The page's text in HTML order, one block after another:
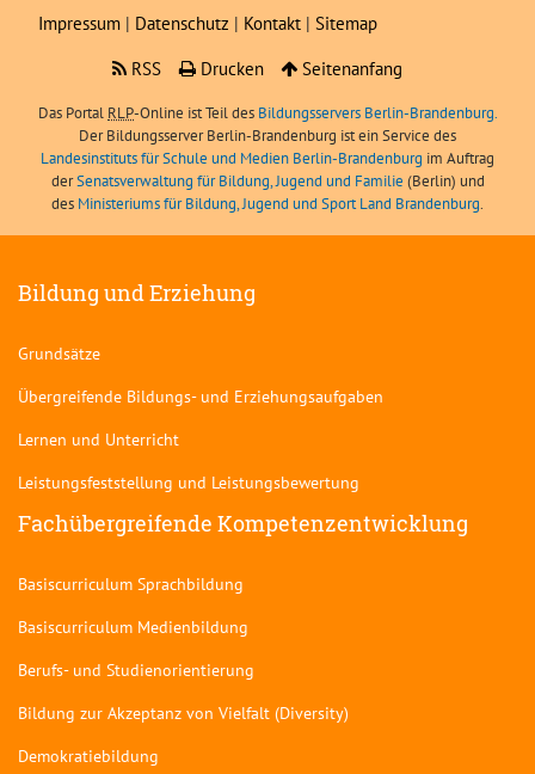
Impressum | Datenschutz | Kontakt | Sitemap
RSS
Drucken Seitenanfang
Das Portal RLP-Online ist Teil des Bildungsservers Berlin-Brandenburg.
Der Bildungsserver Berlin-Brandenburg ist ein Service des
Landesinstituts für Schule und Medien Berlin-Brandenburg im Auftrag
derSenatsverwaltung für Bildung, Jugend und Familie (Berlin) und
des Ministeriums für Bildung, Jugend und Sport Land Brandenburg.
Bildung und Erziehung
Grundsätze
Übergreifende Bildungs- und Erziehungsaufgaben
Lernen und Unterricht
Leistungsfeststellung und Leistungsbewertung
Fachübergreifende Kompetenzentwicklung
Basiscurriculum Sprachbildung
Basiscurriculum Medienbildung
Berufs- und Studienorientierung
Bildung zur Akzeptanz von Vielfalt (Diversity)
Demokratiebildung